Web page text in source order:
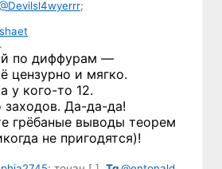
;
по диффурам —
цензурно и мягко.
а у кого-то 12.
Да-да-да!
грёбаные выводы теорем
не пригодятся)!